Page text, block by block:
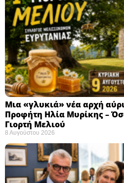
Μια «γλυκιά» νέα αρχή
Προφήτη Ηλία Μυρίκης –
Γιορτή Μελιού
8 Αυγούστου 2026